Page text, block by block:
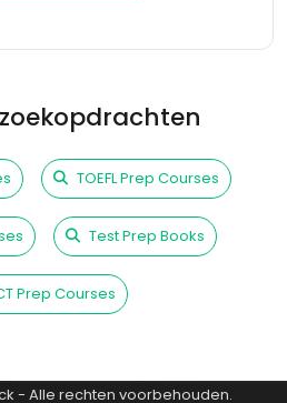
TOEFL Prep Courses
Test Prep Books
Prep Courses
- Alle rechten voorbehouden.